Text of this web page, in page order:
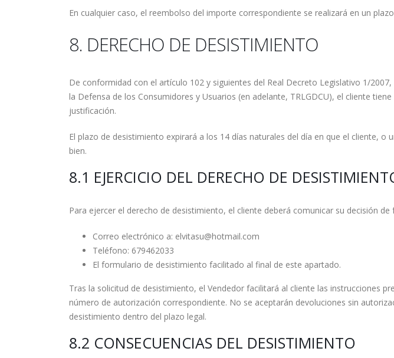
En cualquier caso, el reembolso del importe correspondiente se realizará en un
8. DERECHO DE DESISTIMIENTO
De conformidad con el artículo 102 y siguientes del Real Decreto Legislativo 1/
la Defensa de los Consumidores y Usuarios (en adelante, TRLGDCU), el cliente
justificación.
El plazo de desistimiento expirará a los 14 días naturales del día en que el cliente,
bien.
8.1 EJERCICIO DEL DERECHO DE
Para ejercer el derecho de desistimiento, el cliente deberá comunicar su decisión
Correo electrónico a: elvitasu@hotmail.com
Teléfono: 679462033
El formulario de desistimiento facilitado al final de este apartado.
Tras la solicitud de desistimiento, el Vendedor facilitará al cliente las instrucciones
número de autorización correspondiente. No se aceptarán devoluciones sin
desistimiento dentro del plazo legal.
8.2 CONSECUENCIAS DEL DESISTIMIENTO